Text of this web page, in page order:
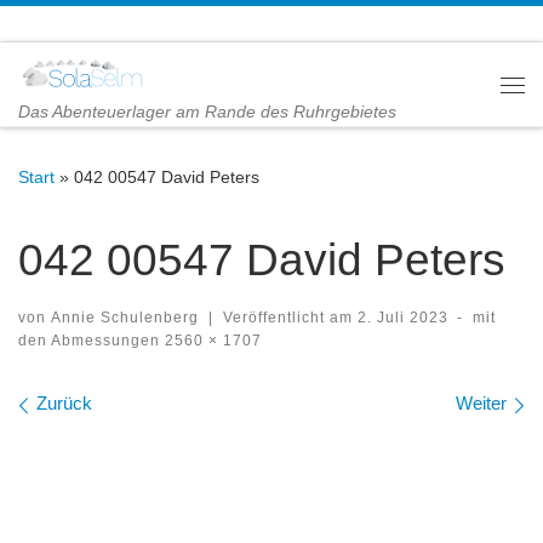
Das Abenteuerlager am Rande des Ruhrgebietes
Start » 042 00547 David Peters
042 00547 David Peters
von Annie Schulenberg Veröffentlicht am 2. Juli 2023 -
mit
den Abmessungen 2560 × 1707
Bilder Navigation
Zurück Weiter